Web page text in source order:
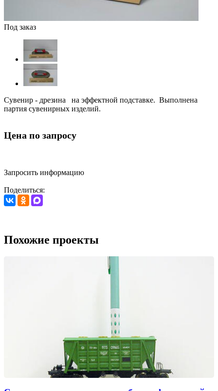
Под заказ
Сувенир - дрезина на эффектной подставке. Выполнена
партия сувенирных изделий.
Цена по запросу
Запросить информацию
Поделиться:
Похожие проекты